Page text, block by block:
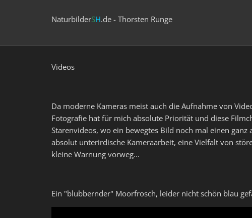
NaturbilderSH.de - Thorsten Runge
Videos
Da moderne Kameras meist auch die Aufnahme von
Fotografie hat für mich absolute Priorität und diese
Starenvideos, wo ein bewegtes Bild noch mal einen
absolut unterirdische Kameraarbeit, eine Vielfalt von
kleine Warnung vorweg...
Ein "blubbernder" Moorfrosch, leider nicht schön blau